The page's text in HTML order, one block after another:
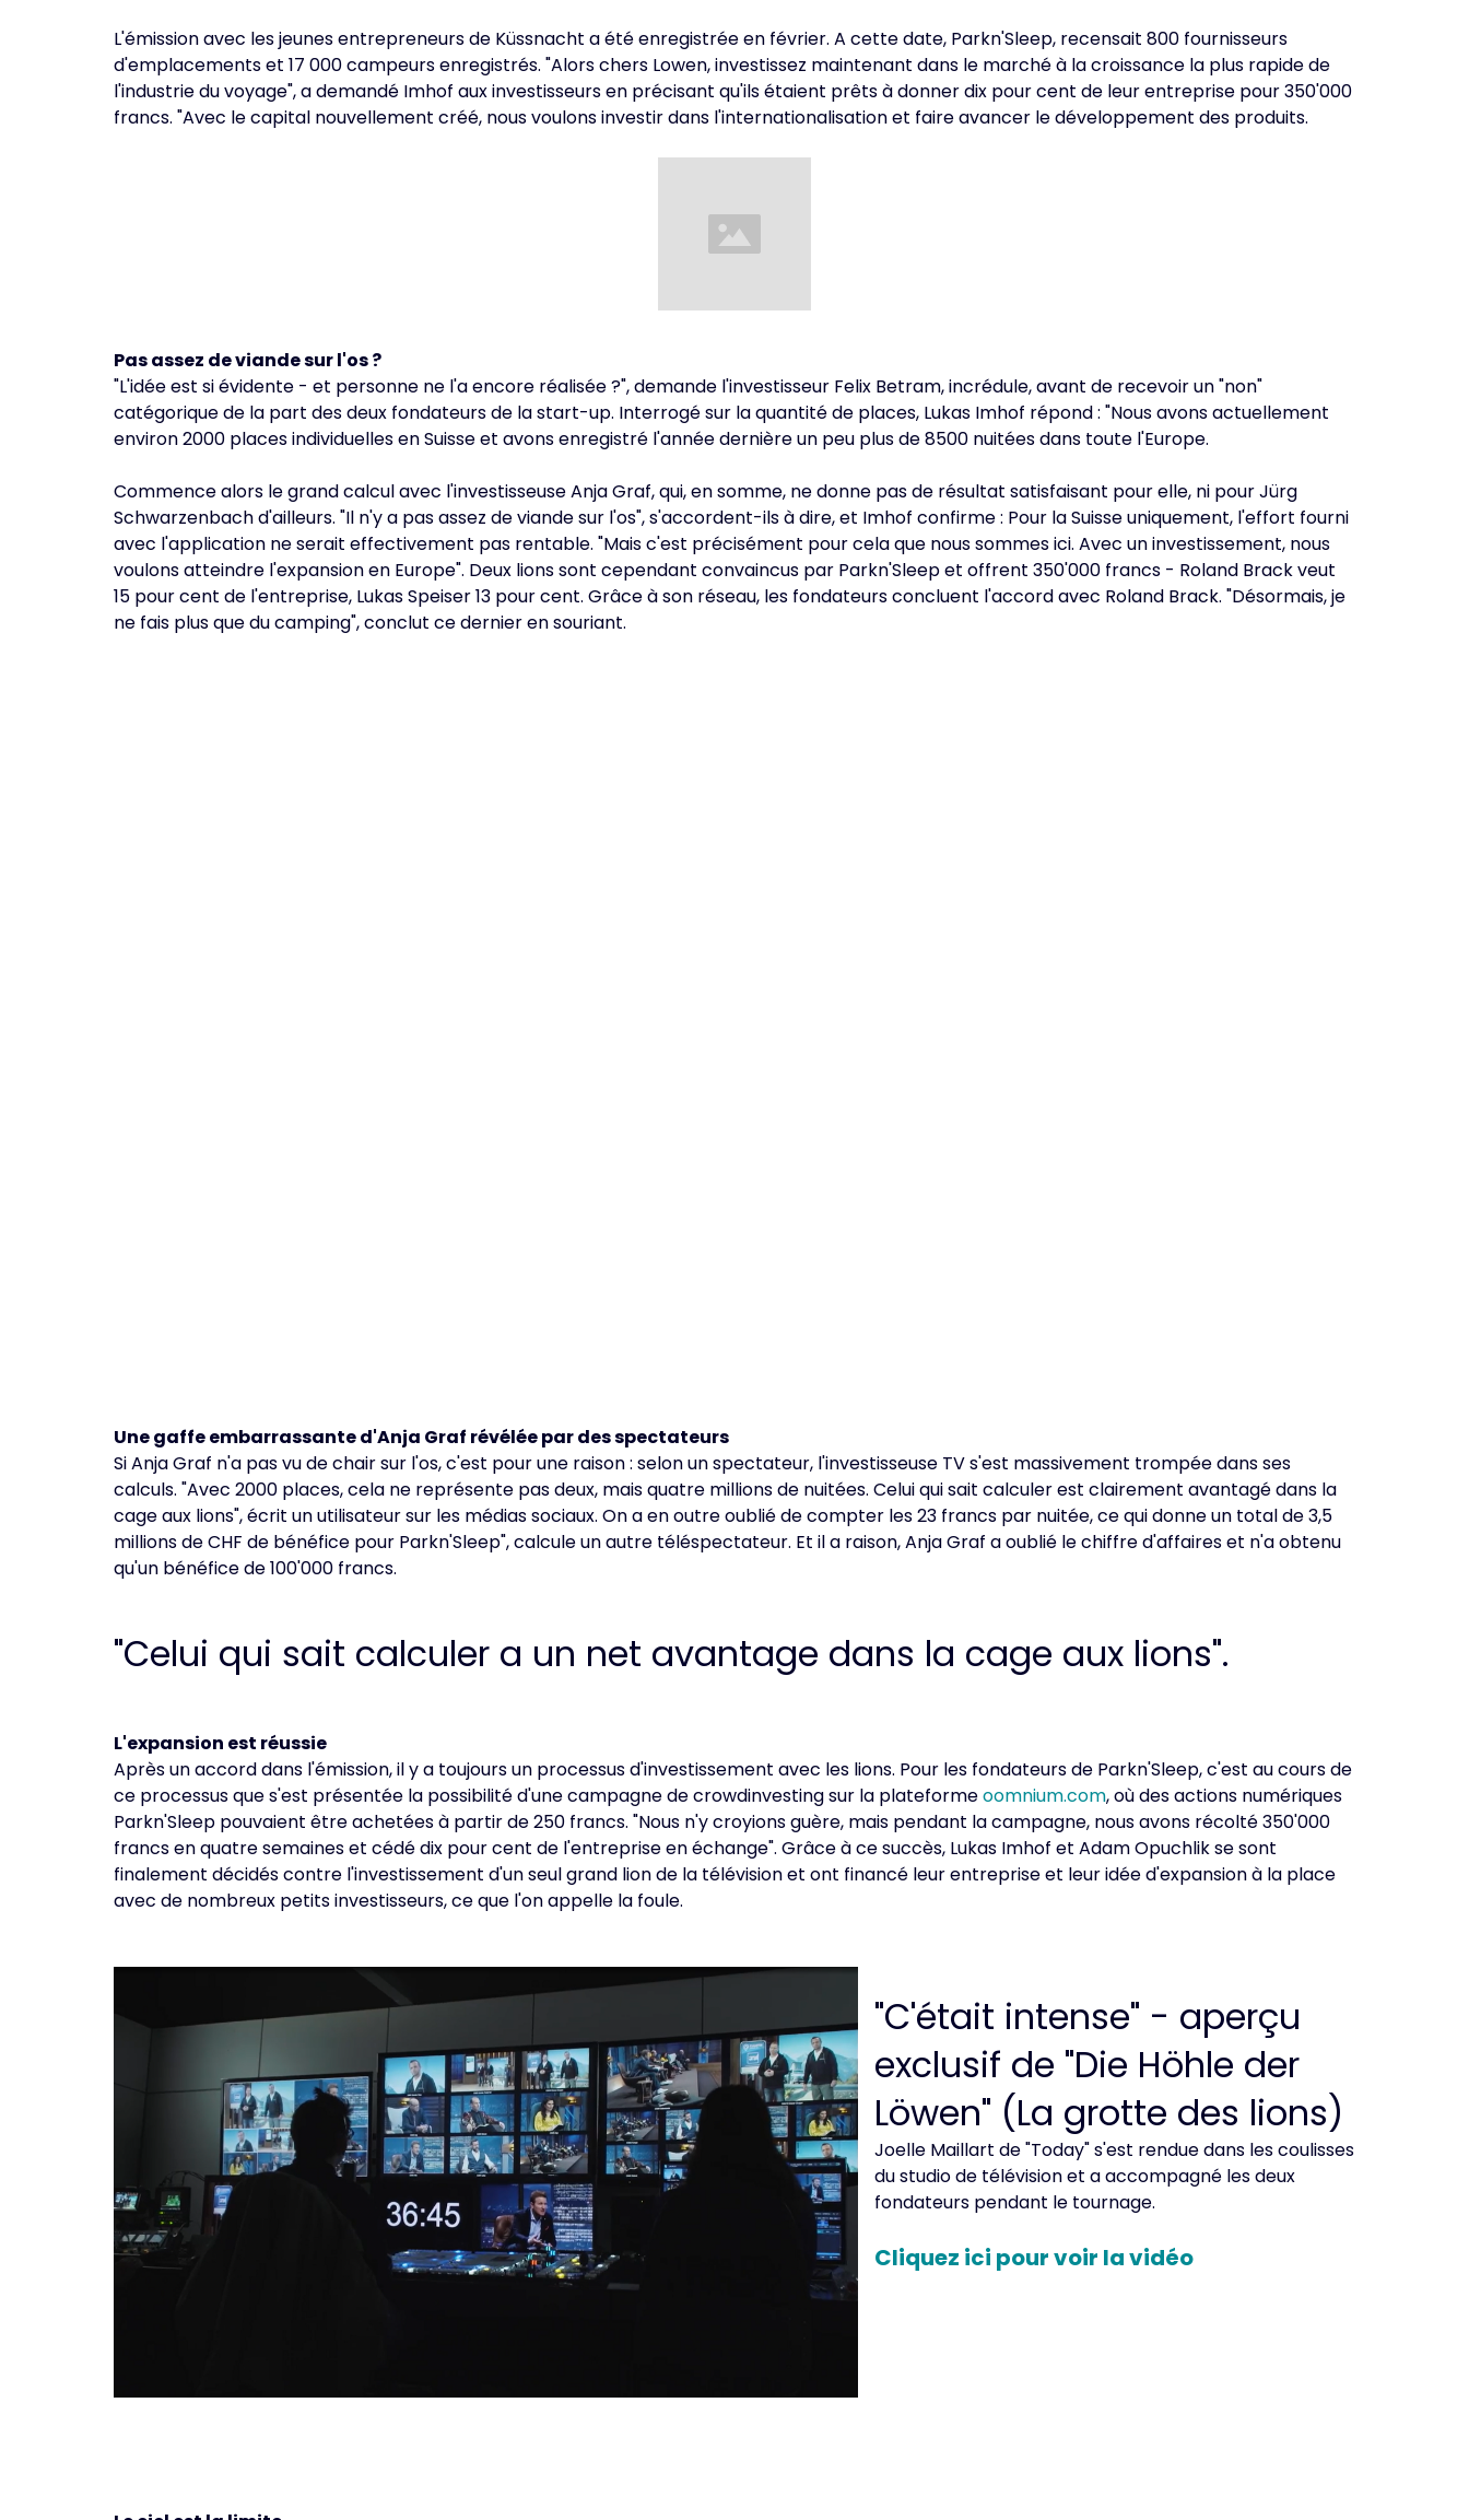
L'émission avec les jeunes entrepreneurs de Küssnacht a été enregistrée en février. A cette date, Parkn'Sleep, recensait 800 fournisseurs
d'emplacements et 17 000 campeurs enregistrés. "Alors chers Lowen, investissez maintenant dans le marché à la croissance la plus rapide de
l'industrie du voyage", a demandé Imhof aux investisseurs en précisant qu'ils étaient prêts à donner dix pour cent de leur entreprise pour 350'000
francs. "Avec le capital nouvellement créé, nous voulons investir dans l'internationalisation et faire avancer le développement des produits.
Pas assez de viande sur l'os ?
"L'idée est si évidente - et personne ne l'a encore réalisée ?", demande l'investisseur Felix Betram, incrédule, avant de recevoir un "non"
catégorique de la part des deux fondateurs de la start-up. Interrogé sur la quantité de places, Lukas Imhof répond : "Nous avons actuellement
environ 2000 places individuelles en Suisse et avons enregistré l'année dernière un peu plus de 8500 nuitées dans toute l'Europe.
Commence alors le grand calcul avec l'investisseuse Anja Graf, qui, en somme, ne donne pas de résultat satisfaisant pour elle, ni pour Jürg
Schwarzenbach d'ailleurs. "Il n'y a pas assez de viande sur l'os", s'accordent-ils à dire, et Imhof confirme : Pour la Suisse uniquement, l'effort fourni
avec l'application ne serait effectivement pas rentable. "Mais c'est précisément pour cela que nous sommes ici. Avec un investissement, nous
voulons atteindre l'expansion en Europe". Deux lions sont cependant convaincus par Parkn'Sleep et offrent 350'000 francs - Roland Brack veut
15 pour cent de l'entreprise, Lukas Speiser 13 pour cent. Grâce à son réseau, les fondateurs concluent l'accord avec Roland Brack. "Désormais, je
ne fais plus que du camping", conclut ce dernier en souriant.
Une gaffe embarrassante d'Anja Graf révélée par des spectateurs
Si Anja Graf n'a pas vu de chair sur l'os, c'est pour une raison : selon un spectateur, l'investisseuse TV s'est massivement trompée dans ses
calculs. "Avec 2000 places, cela ne représente pas deux, mais quatre millions de nuitées. Celui qui sait calculer est clairement avantagé dans la
cage aux lions", écrit un utilisateur sur les médias sociaux. On a en outre oublié de compter les 23 francs par nuitée, ce qui donne un total de 3,5
millions de CHF de bénéfice pour Parkn'Sleep", calcule un autre téléspectateur. Et il a raison, Anja Graf a oublié le chiffre d'affaires et n'a obtenu
qu'un bénéfice de 100'000 francs.
"Celui qui sait calculer a un net avantage dans la cage aux lions".
L'expansion est réussie
Après un accord dans l'émission, il y a toujours un processus d'investissement avec les lions. Pour les fondateurs de Parkn'Sleep, c'est au cours de
ce processus que s'est présentée la possibilité d'une campagne de crowdinvesting sur la plateformeoomnium.com, où des actions numériques
Parkn'Sleep pouvaient être achetées à partir de 250 francs. "Nous n'y croyions guère, mais pendant la campagne, nous avons récolté 350'000
francs en quatre semaines et cédé dix pour cent de l'entreprise en échange". Grâce à ce succès, Lukas Imhof et Adam Opuchlik se sont
finalement décidés contre l'investissement d'un seul grand lion de la télévision et ont financé leur entreprise et leur idée d'expansion à la place
avec de nombreux petits investisseurs, ce que l'on appelle la foule.
"C'était intense" - aperçu
exclusif de "Die Höhle der
Löwen" (La grotte des lions)
Joelle Maillart de "Today" s'est rendue dans les coulisses
du studio de télévision et a accompagné les deux
fondateurs pendant le tournage.
Cliquez ici pour voir la vidéo